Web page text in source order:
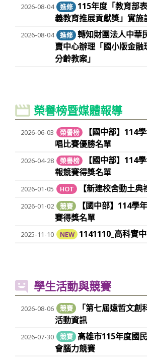
進修 115年度「教育部
義教育推展貢獻獎」實施
2026-08-04
進修 轉知財團法人中華
賣中心辦理「國小版金融
分齡教案」
2026-08-04
榮譽榜暨媒體報導
榮譽榜
【國中部】114
唱比賽優勝名單
2026-06-03
榮譽榜
【國中部】114
報競賽得獎名單
2026-04-28
HOT 【新建校舍動土
2026-01-05
競賽
【國中部】114學
賽得獎名單
2026-01-02
NEW 1141110_高科實
2025-11-10
學生活動與競賽
競賽
「第七屆遠哲文創
活動資訊
2026-08-06
競賽 高雄市115年度國
會腦力競賽
2026-07-30